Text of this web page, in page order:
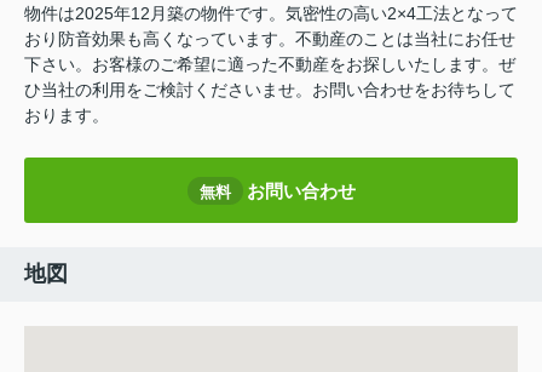
物件は2025年12月築の物件です。気密性の高い2×4工法となって
おり防音効果も高くなっています。不動産のことは当社にお任せ
下さい。お客様のご希望に適った不動産をお探しいたします。ぜ
ひ当社の利用をご検討くださいませ。お問い合わせをお待ちして
おります。
無料 お問い合わせ
地図